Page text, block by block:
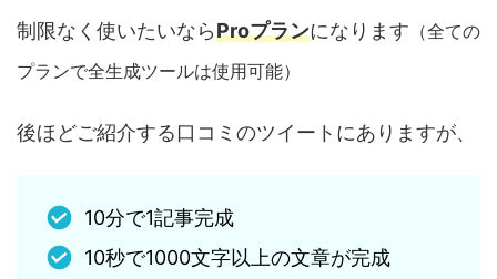
制限なく使いたいならProプランになります （全ての
プランで全生成ツールは使用可能）
後ほどご紹介する口コミのツイートにありますが、
10分で1記事完成
10秒で1000文字以上の文章が完成